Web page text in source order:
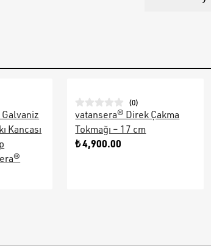
Galvaniz
Kancası
(0)
vatansera® Direk Çakma
Tokmağı – 17 cm
₺ 4,900.00